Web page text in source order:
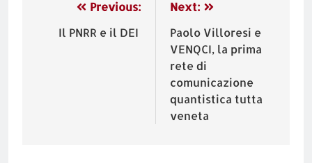
Previous:
Il PNRR e il DEI
Next:
Paolo Villoresi e
VENQCI, la prima
rete di
comunicazione
quantistica tutta
veneta